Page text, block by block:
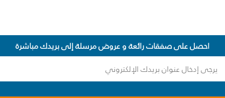
احصل على صفقات رائعة و عروض مرسلة إلى بريدك مباشرة